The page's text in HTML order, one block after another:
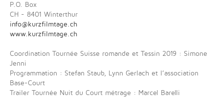
P.O. Box
CH - 8401 Winterthur
info@kurzfilmtage.ch
www.kurzfilmtage.ch
Coordination Tournée Suisse romande et Tessin 2019 : Simone
Jenni
Programmation : Stefan Staub, Lynn Gerlach et l’association
Base-Court
Trailer Tournée Nuit du Court métrage : Marcel Barelli